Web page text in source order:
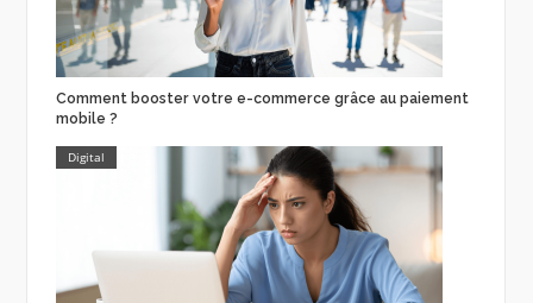
Comment booster votre e-commerce grâce au paiement
mobile ?
Digital